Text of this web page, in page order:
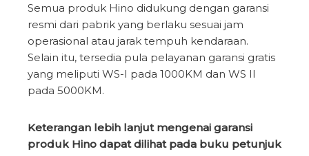
Semua produk Hino didukung dengan garansi
resmi dari pabrik yang berlaku sesuai jam
operasional atau jarak tempuh kendaraan.
Selain itu, tersedia pula pelayanan garansi gratis
yang meliputi WS-I pada 1000KM dan WS II
pada 5000KM.
Keterangan lebih lanjut mengenai garansi
produk Hino dapat dilihat pada buku petunjuk